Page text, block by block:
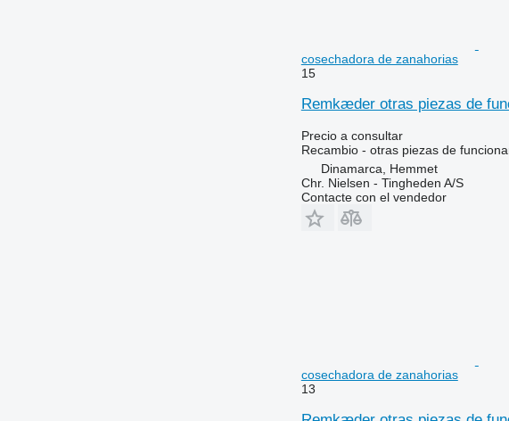
cosechadora de zanahorias
15
Remkæder otras piezas de
Precio a consultar
Recambio - otras piezas de
Dinamarca, Hemmet
Chr. Nielsen - Tingheden A/S
Contacte con el vendedor
cosechadora de zanahorias
13